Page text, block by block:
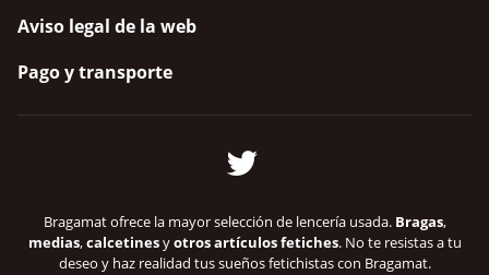
Aviso legal de la web
Pago y transporte
Bragamat ofrece la mayor selección de lencería usada. Bragas,
medias,calcetinesyotros artículos fetiches. No te resistas a tu
deseo y haz realidad tus sueños fetichistas con Bragamat.